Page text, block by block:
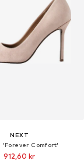
NEXT
'Forever Comfort'
912,60 kr